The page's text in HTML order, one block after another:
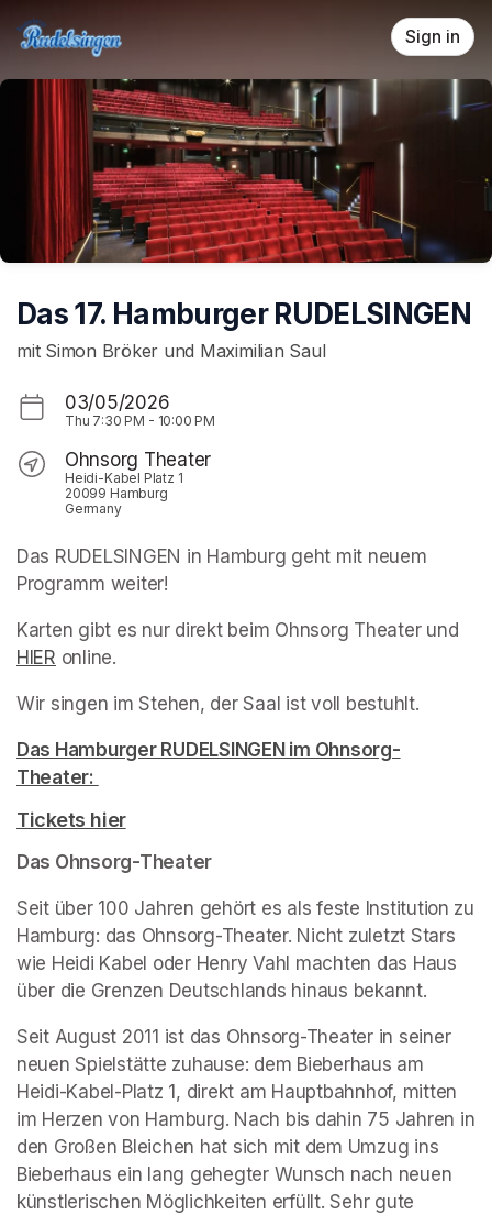
Skip header
Sign in
Das 17. Hamburger RUDELSINGEN
mit Simon Bröker und Maximilian Saul
03/05/2026
Thu 7:30 PM - 10:00 PM
Ohnsorg Theater
Heidi-Kabel Platz 1
20099 Hamburg
Germany
Das RUDELSINGEN in Hamburg geht mit neuem
Programm weiter!
HIER (opens in a new tab)
online.
Wir singen im Stehen, der Saal ist voll bestuhlt.
Das Hamburger RUDELSINGEN im Ohnsorg-
Theater:
Tickets hier(opens in a new tab)
(opens in a new tab)
(opens in a new tab)
Das Ohnsorg-Theater
Seit über 100 Jahren gehört es als feste Institution zu
Hamburg: das Ohnsorg-Theater. Nicht zuletzt Stars
wie Heidi Kabel oder Henry Vahl machten das Haus
über die Grenzen Deutschlands hinaus bekannt.
Seit August 2011 ist das Ohnsorg-Theater in seiner
neuen Spielstätte zuhause: dem Bieberhaus am
Heidi-Kabel-Platz 1, direkt am Hauptbahnhof, mitten
im Herzen von Hamburg. Nach bis dahin 75 Jahren in
den Großen Bleichen hat sich mit dem Umzug ins
Bieberhaus ein lang gehegter Wunsch nach neuen
künstlerischen Möglichkeiten erfüllt. Sehr gute